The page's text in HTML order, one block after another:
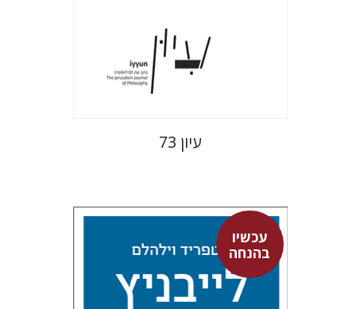
הנחת אתר ספר מודפס
$31
$28
עיון 73
עכשיו
בהנחה
גוטפריד וילהלם לייבניץ
אלחנן יקירה